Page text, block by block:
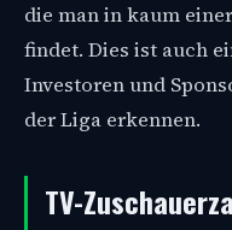
die man in kaum
findet. Dies ist auch
Investoren und
der Liga erkennen.
TV-